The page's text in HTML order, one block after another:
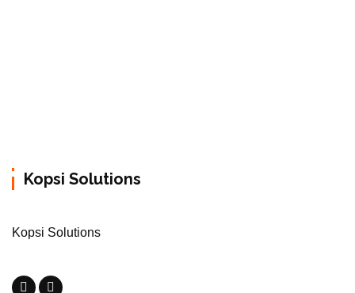
Kopsi Solutions
Kopsi Solutions